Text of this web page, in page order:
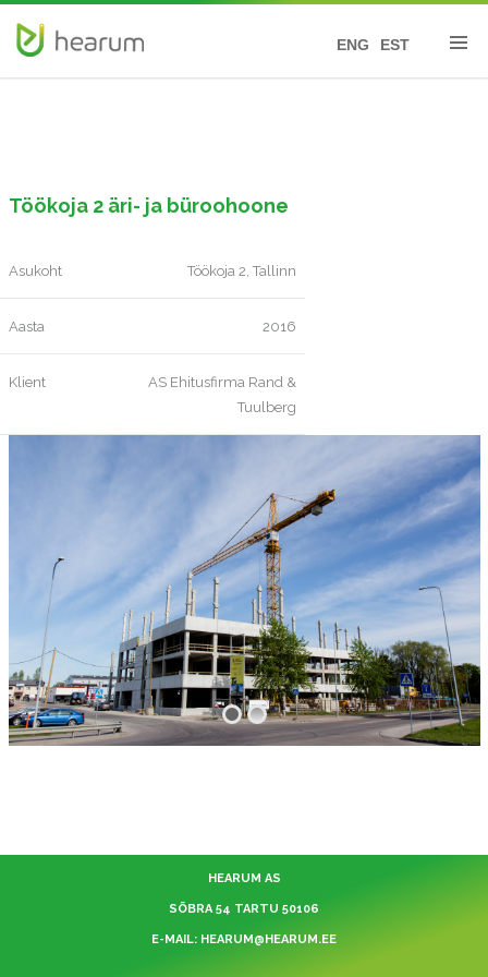
EST
ENG
Töökoja 2 äri- ja büroohoone
Asukoht Töökoja 2, Tallinn
Aasta 2016
Klient
AS Ehitusfirma Rand &
Tuulberg
HEARUM AS
SÕBRA 54 TARTU 50106
E-MAIL: HEARUM@HEARUM.EE